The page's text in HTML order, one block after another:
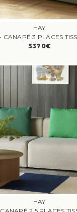
HAY
CANAPÉ 3 PLACES
5370€
HAY